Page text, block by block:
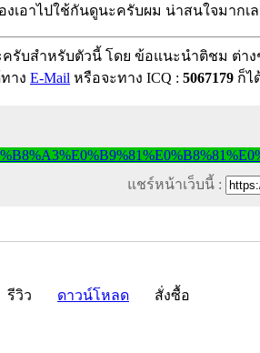
เอาไปใช้กันดูนะครับผม น่าสนใจมากเ
ครับสำหรับตัวนี้ โดย ข้อแนะนำติชม ต่า
าง E-Mail หรือจะทาง ICQ : 5067179 ก็ไ
แชร์หน้าเว็บนี้ :
รีวิว ดาวน์โหลด สั่งซื้อ